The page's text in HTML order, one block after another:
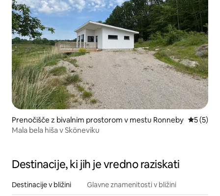
Prenočišče z bivalnim prostorom v mestu Ronneby
5 (5)
Mala bela hiša v Sköneviku
Destinacije, ki jih je vredno raziskati
Destinacije v bližini Glavne znamenitosti v bližini